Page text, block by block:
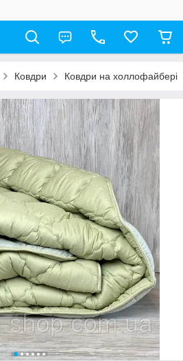
Ковдри Ковдри на холлофайбері